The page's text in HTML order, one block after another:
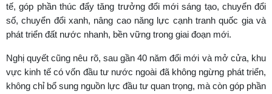
tế, góp phần thúc đẩy tăng trưởng đổi mới sáng tạo, chuyển đổi
số, chuyển đổi xanh, nâng cao năng lực cạnh tranh quốc gia và
phát triển đất nước nhanh, bền vững trong giai đoạn mới.
Nghị quyết cũng nêu rõ, sau gần 40 năm đổi mới và mở cửa, khu
vực kinh tế có vốn đầu tư nước ngoài đã không ngừng phát triển,
không chỉ bổ sung nguồn lực đầu tư quan trọng, mà còn góp phần